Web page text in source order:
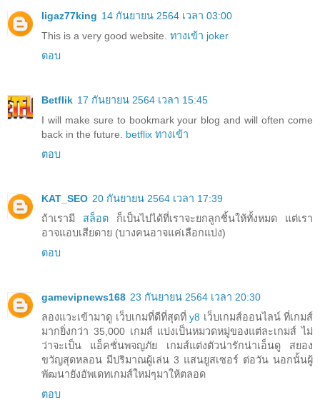
ligaz77king 14 กันยายน 2564 เวลา 03:00
This is a very good website. ทางเข้า joker
ตอบ
Betflik 17 กันยายน 2564 เวลา 15:45
I will make sure to bookmark your blog and will often come
back in the future. betflix ทางเข้า
ตอบ
KAT_SEO 20 กันยายน 2564 เวลา 17:39
ถ้าเรามี สล็อต ก็เป็นไปได้ที่เราจะยกลูกชิ้นให้ทั้งหมด แต่เรา
อาจแอบเสียดาย (บางคนอาจแค่เลือกแบ่ง)
ตอบ
gamevipnews168 23 กันยายน 2564 เวลา 20:30
ลองแวะเข้ามาดู เว็บเกมที่ดีที่สุดที่ y8 เว็บเกมส์ออนไลน์ ที่เกมส์
มากยิ่งกว่า 35,000 เกมส์ แบ่งเป็นหมวดหมู่ของแต่ละเกมส์ ไม่
ว่าจะเป็น แอ็คชั่นพจญภัย เกมส์แต่งตัวน่ารักน่าเอ็นดู สยอง
ขวัญสุดหลอน มีปริมาณผู้เล่น 3 แสนยูสเซอร์ ต่อวัน นอกนั้นผู้
พัฒนายังอัพเดทเกมส์ใหม่ๆมาให้ตลอด
ตอบ